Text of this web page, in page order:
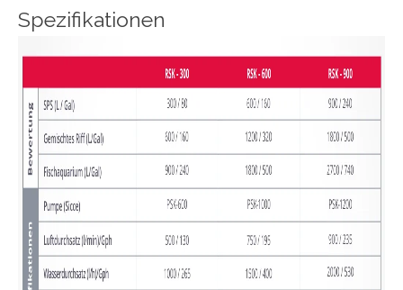
Spezifikationen